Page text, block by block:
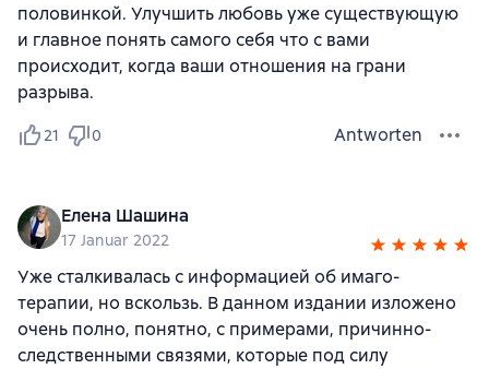
половинкой. Улучшить любовь уже существующую
и главное понять самого себя что с вами
происходит, когда ваши отношения на грани
разрыва.
21 0 Antworten
Елена Шашина
17 Januar 2022
Уже сталкивалась с информацией об имаго-
терапии, но вскользь. В данном издании изложено
очень полно, понятно, с примерами, причинно-
следственными связями, которые под силу